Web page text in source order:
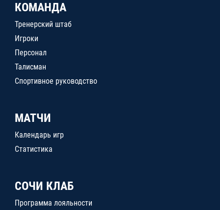
КОМАНДА
Тренерский штаб
Игроки
Персонал
Талисман
Спортивное руководство
МАТЧИ
Календарь игр
Статистика
СОЧИ КЛАБ
Программа лояльности